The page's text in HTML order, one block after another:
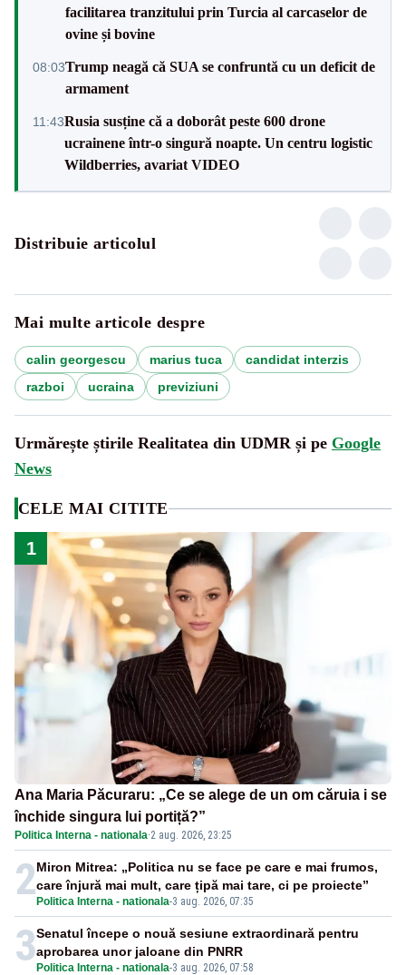
facilitarea tranzitului prin Turcia al carcaselor de
ovine și bovine
08:03Trump neagă că SUA se confruntă cu un deficit de
armament
11:43Rusia susține că a doborât peste 600 drone
ucrainene într-o singură noapte. Un centru logistic
Wildberries, avariat VIDEO
Distribuie articolul
Mai multe articole despre
calin georgescu marius tuca
candidat interzis
razboi
ucraina previziuni
Urmărește știrile Realitatea din UDMR și pe Google
News
CELE MAI CITITE
1
Ana Maria Păcuraru: „Ce se alege de un om căruia i se
închide singura lui portiță?”
Politica Interna - nationala·2 aug. 2026, 23:25
2Politica Interna - nationala-3 aug. 2026, 07:35
Miron Mitrea: „Politica nu se face pe care e mai frumos,
care înjură mai mult, care țipă mai tare, ci pe proiecte”
3Politica Interna - nationala-3 aug. 2026, 07:58
Senatul începe o nouă sesiune extraordinară pentru
aprobarea unor jaloane din PNRR